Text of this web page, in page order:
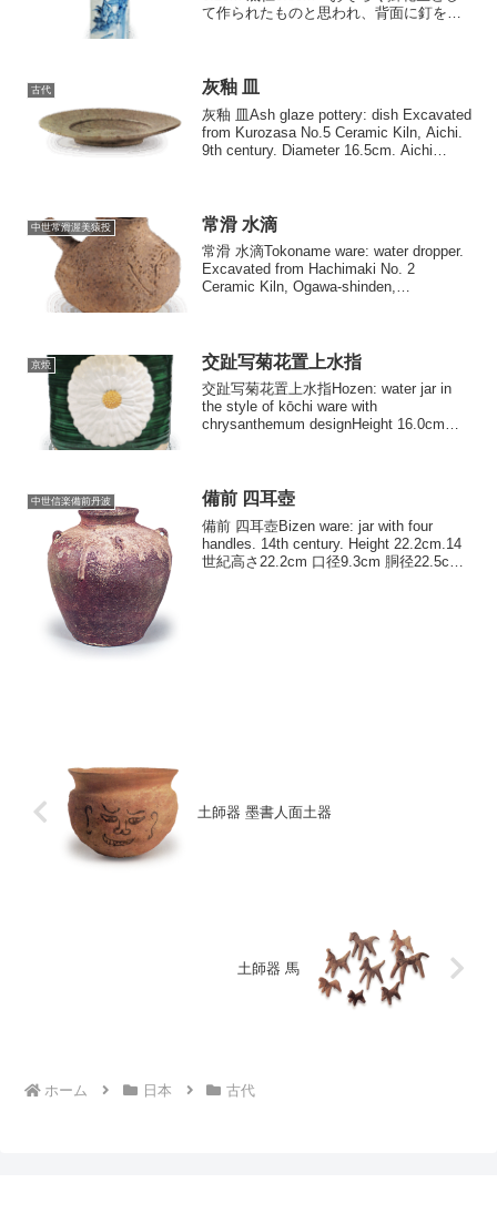
て作られたものと思われ、背面に釘をつ
い。お...
古代 灰釉 皿
灰釉 皿Ash glaze pottery: dish Excavated
from Kurozasa No.5 Ceramic Kiln, Aichi.
9th century. Diameter 16.5cm. Aichi
中世常滑渥美猿投 常滑 水滴
常滑 水滴Tokoname ware: water dropper.
Excavated from Hachimaki No. 2
Ceramic Kiln, Ogawa-shinden,
京焼 交趾写菊花置上水指
交趾写菊花置上水指Hozen: water jar in
the style of kōchi ware with
chrysanthemum designHeight 16.0cm高
中世信楽備前丹波 備前 四耳壺
備前 四耳壺Bizen ware: jar with four
handles. 14th century. Height 22.2cm.14
世紀高さ22.2cm 口径9.3cm 胴径22.5cm
土師器 墨書人面土器
土師器 馬
ホーム 日本 古代